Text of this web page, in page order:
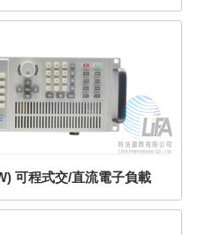
可程式交/直流電子負載